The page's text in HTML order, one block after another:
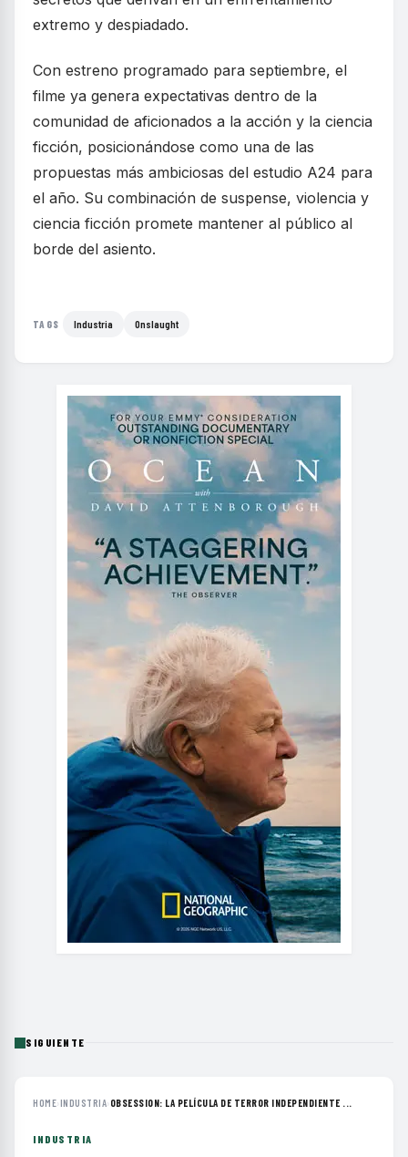
extremo y despiadado.
Con estreno programado para septiembre, el
filme ya genera expectativas dentro de la
comunidad de aficionados a la acción y la ciencia
ficción, posicionándose como una de las
propuestas más ambiciosas del estudio A24 para
el año. Su combinación de suspense, violencia y
ciencia ficción promete mantener al público al
borde del asiento.
TAGS Industria Onslaught
SIGUIENTE
HOME›INDUSTRIA› OBSESSION: LA PELÍCULA DE TERROR INDEPENDIENTE ...
INDUSTRIA